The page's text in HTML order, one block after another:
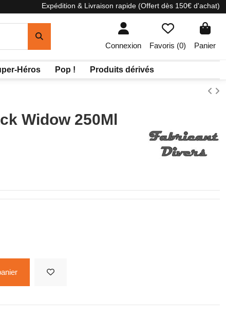
Expédition & Livraison rapide (Offert dès 150€ d'achat)
Connexion Favoris (0) Panier
Héros Pop ! Produits dérivés
Widow 250Ml